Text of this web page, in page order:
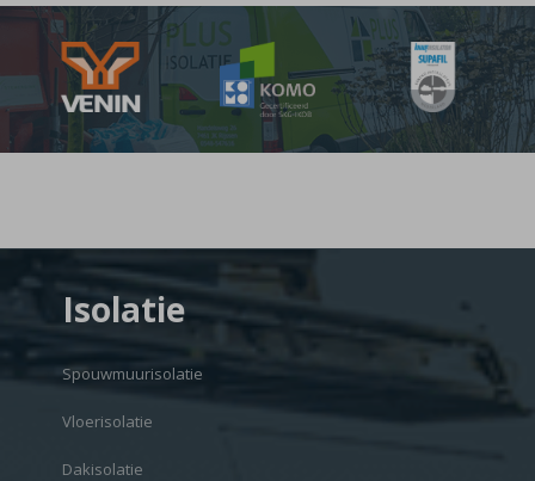
Isolatie
Spouwmuurisolatie
Vloerisolatie
Dakisolatie